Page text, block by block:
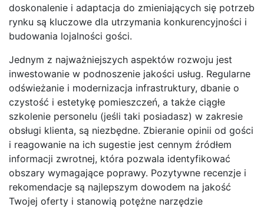
doskonalenie i adaptacja do zmieniających się potrzeb
rynku są kluczowe dla utrzymania konkurencyjności i
budowania lojalności gości.
Jednym z najważniejszych aspektów rozwoju jest
inwestowanie w podnoszenie jakości usług. Regularne
odświeżanie i modernizacja infrastruktury, dbanie o
czystość i estetykę pomieszczeń, a także ciągłe
szkolenie personelu (jeśli taki posiadasz) w zakresie
obsługi klienta, są niezbędne. Zbieranie opinii od gości
i reagowanie na ich sugestie jest cennym źródłem
informacji zwrotnej, która pozwala identyfikować
obszary wymagające poprawy. Pozytywne recenzje i
rekomendacje są najlepszym dowodem na jakość
Twojej oferty i stanowią potężne narzędzie